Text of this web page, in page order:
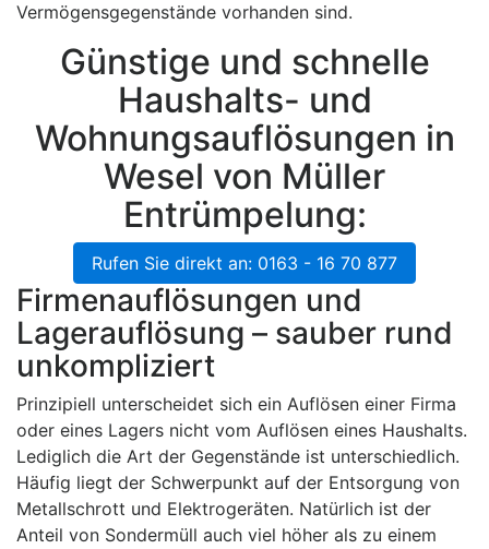
Vermögensgegenstände vorhanden sind.
Günstige und schnelle
Haushalts- und
Wohnungsauflösungen in
Wesel von Müller
Entrümpelung:
Rufen Sie direkt an: 0163 - 16 70 877
Firmenauflösungen und
Lagerauflösung – sauber rund
unkompliziert
Prinzipiell unterscheidet sich ein Auflösen einer Firma
oder eines Lagers nicht vom Auflösen eines Haushalts.
Lediglich die Art der Gegenstände ist unterschiedlich.
Häufig liegt der Schwerpunkt auf der Entsorgung von
Metallschrott und Elektrogeräten. Natürlich ist der
Anteil von Sondermüll auch viel höher als zu einem